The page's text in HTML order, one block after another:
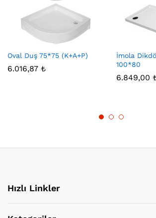
Oval Duş 75*75 (K+A+P)
6.016,87 ₺
İmola
100*80
6.849,00
Hızlı Linkler